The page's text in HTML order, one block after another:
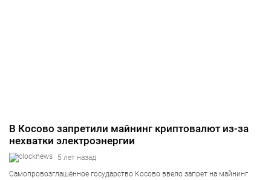
В Косово запретили майнинг криптовалют из-за
нехватки электроэнергии
5 лет назад
Самопровозглашённое государство Косово ввело запрет на майнинг